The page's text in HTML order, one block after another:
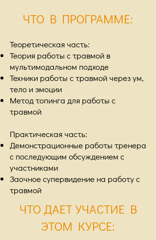
ЧТО В ПРОГРАММЕ:
Теоретическая часть:
Теория работы с травмой в
мультимодальном подходе
Техники работы с травмой через ум,
тело и эмоции
Метод топинга для работы с
травмой
Практическая часть:
Демонстрационные работы тренера
с последующим обсуждением с
участниками
Заочное супервидение на работу с
травмой
ЧТО ДАЕТ УЧАСТИЕ В
ЭТОМ КУРСЕ: